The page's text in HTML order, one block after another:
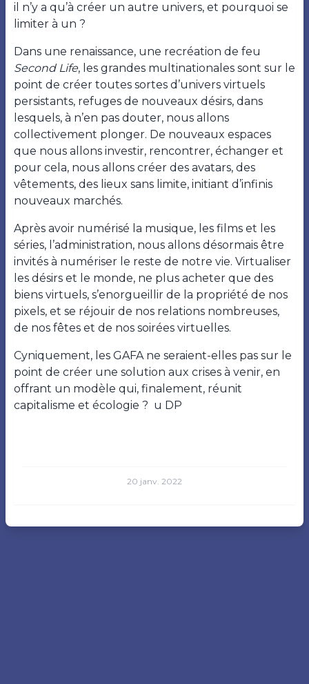
il n’y a qu’à créer un autre univers, et pourquoi se
limiter à un ?
Dans une renaissance, une recréation de feu
Second Life, les grandes multinationales sont sur le
point de créer toutes sortes d’univers virtuels
persistants, refuges de nouveaux désirs, dans
lesquels, à n’en pas douter, nous allons
collectivement plonger. De nouveaux espaces
que nous allons investir, rencontrer, échanger et
pour cela, nous allons créer des avatars, des
vêtements, des lieux sans limite, initiant d’infinis
nouveaux marchés.
Après avoir numérisé la musique, les films et les
séries, l’administration, nous allons désormais être
invités à numériser le reste de notre vie. Virtualiser
les désirs et le monde, ne plus acheter que des
biens virtuels, s’enorgueillir de la propriété de nos
pixels, et se réjouir de nos relations nombreuses,
de nos fêtes et de nos soirées virtuelles.
Cyniquement, les GAFA ne seraient-elles pas sur le
point de créer une solution aux crises à venir, en
offrant un modèle qui, finalement, réunit
capitalisme et écologie ? u DP
20 janv. 2022